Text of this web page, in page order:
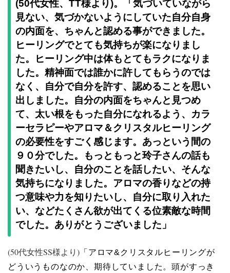
(50代女性、TT様より)。「気づいていながら
見ない、気づかないようにしていた自分自身
の内面を、ちゃんと認める事ができました。
ヒーリングでとても気持ちが楽になりまし
た。ヒーリング中は体もとてもラクになりま
した。精神面では誰かに許してもらうのでは
なく、自分で自分を許す、認めることを思い
出しました。自分の内面をちゃんと見つめ
て、太い根をもった自分になれるよう、カラ
ーセラピーやアロマ＆クリスタルヒーリング
の必要性をすごく感じます。あっという間の
９０分でした。もっともっと玲子さんの話も
聞きたいし、自分のことを話したい、そんな
気持ちになりました。アロマの香りなどの持
つ意味や力を知りたいし、自分に取り入れた
い、などたくさん欲が出てくる位素敵な時間
でした。ありがとうございました」
(50代女性SS様より) 「アロマ&クリスタルヒーリングが
どういうものなのか、期待していました。頭がすっき